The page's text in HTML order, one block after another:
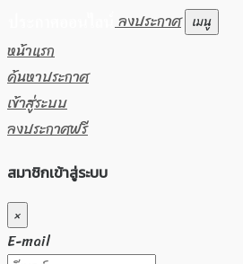
ลงประกาศ เมนู
หน้าแรก
ค้นหาประกาศ
เข้าสู่ระบบ
ลงประกาศฟรี
สมาชิกเข้าสู่ระบบ
×
E-mail